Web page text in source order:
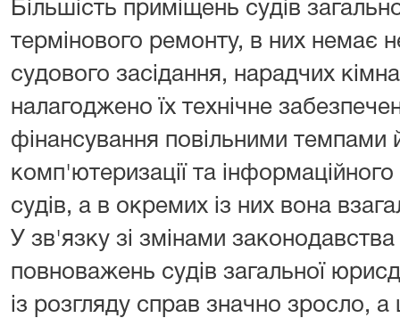
Більшість приміщень судів
термінового ремонту, в них немає
судового засідання, нарадчих
налагоджено їх технічне
фінансування повільними темпами
комп'ютеризації та інформаційного
судів, а в окремих із них вона
У зв'язку зі змінами
повноважень судів загальної
із розгляду справ значно зросло, а